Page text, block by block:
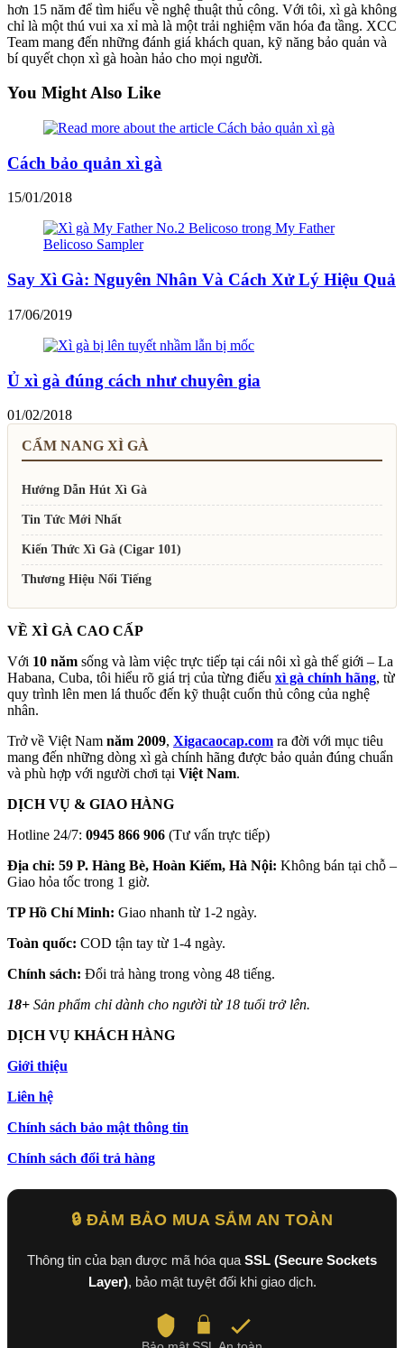
hơn 15 năm để tìm hiểu về nghệ thuật thủ công. Với tôi, xì gà không
chỉ là một thú vui xa xỉ mà là một trải nghiệm văn hóa đa tầng. XCC
Team mang đến những đánh giá khách quan, kỹ năng bảo quản và
bí quyết chọn xì gà hoàn hảo cho mọi người.
You Might Also Like
Cách bảo quản xì gà
15/01/2018
Say Xì Gà: Nguyên Nhân Và Cách Xử Lý Hiệu Quả
17/06/2019
Ủ xì gà đúng cách như chuyên gia
01/02/2018
CẨM NANG XÌ GÀ
Hướng Dẫn Hút Xì Gà
Tin Tức Mới Nhất
Kiến Thức Xì Gà (Cigar 101)
Thương Hiệu Nổi Tiếng
VỀ XÌ GÀ CAO CẤP
Với 10 năm sống và làm việc trực tiếp tại cái nôi xì gà thế giới – La
Habana, Cuba, tôi hiểu rõ giá trị của từng điếu xì gà chính hãng, từ
quy trình lên men lá thuốc đến kỹ thuật cuốn thủ công của nghệ
nhân.
Trở về Việt Nam năm 2009, Xigacaocap.com ra đời với mục tiêu
mang đến những dòng xì gà chính hãng được bảo quản đúng chuẩn
và phù hợp với người chơi tại Việt Nam.
DỊCH VỤ & GIAO HÀNG
Hotline 24/7: 0945 866 906 (Tư vấn trực tiếp)
Địa chỉ: 59 P. Hàng Bè, Hoàn Kiếm, Hà Nội: Không bán tại chỗ –
Giao hỏa tốc trong 1 giờ.
TP Hồ Chí Minh: Giao nhanh từ 1-2 ngày.
Toàn quốc: COD tận tay từ 1-4 ngày.
Chính sách: Đổi trả hàng trong vòng 48 tiếng.
18+ Sản phẩm chỉ dành cho người từ 18 tuổi trở lên.
DỊCH VỤ KHÁCH HÀNG
Giới thiệu
Liên hệ
Chính sách bảo mật thông tin
Chính sách đổi trả hàng
🔒 ĐẢM BẢO MUA SẮM AN TOÀN
Thông tin của bạn được mã hóa qua SSL (Secure Sockets
Layer), bảo mật tuyệt đối khi giao dịch.